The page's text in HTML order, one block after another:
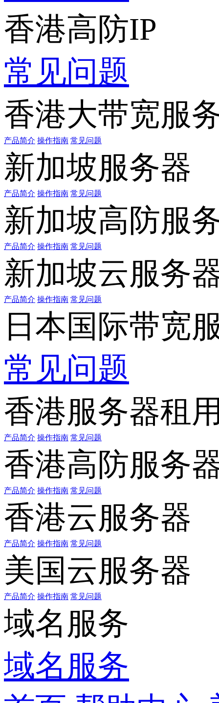
香港高防IP
常见问题
香港大带宽服
产品简介 操作指南 常见问题
新加坡服务器
产品简介 操作指南 常见问题
新加坡高防服
产品简介 操作指南 常见问题
新加坡云服务
产品简介 操作指南 常见问题
日本国际带宽
常见问题
香港服务器租
产品简介 操作指南 常见问题
香港高防服务
产品简介 操作指南 常见问题
香港云服务器
产品简介 操作指南 常见问题
美国云服务器
产品简介 操作指南 常见问题
域名服务
域名服务